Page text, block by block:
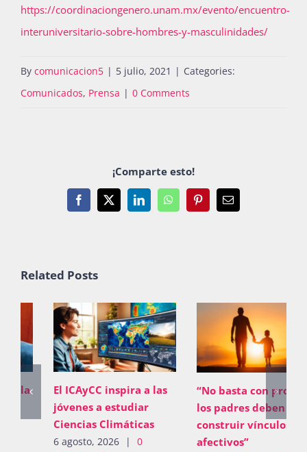
https://coordinaciongenero.unam.mx/evento/encuentro-
interuniversitario-sobre-hombres-y-masculinidades/
By comunicacion5 | 5 julio, 2021 | Categories:
Comunicados, Prensa | 0 Comments
¡Comparte esto!
Facebook
X LinkedInWhatsAppPinterestEmail
Related Posts
El ICAyCC inspira a las
jóvenes a estudiar
Ciencias Climáticas
6 agosto, 2026 | 0
“No basta con proveer;
los padres deben
construir vínculos
afectivos”